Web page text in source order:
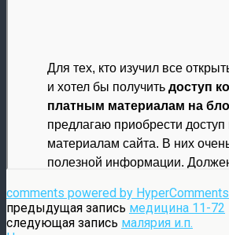
comments powered by HyperComments
предыдущая запись медицина 11-72
следующая запись малярия и.п.